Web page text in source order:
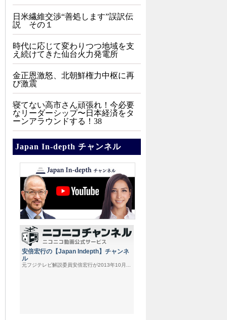
日米繊維交渉“善処します”誤訳伝
説 その１
時代に応じて変わりつつ地域を支
え続けてきた仙台火力発電所
金正恩激怒、北朝鮮権力中枢に再
び激震
寝てない高市さん頑張れ！今必要
なリーダーシップ〜日本経済をタ
ーンアラウンドする！38
Japan In-depth チャンネル